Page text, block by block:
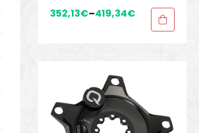
Gears
352,13€–419,34€